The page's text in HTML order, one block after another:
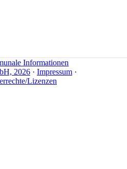
2026 · Impressum ·
Lizenzen